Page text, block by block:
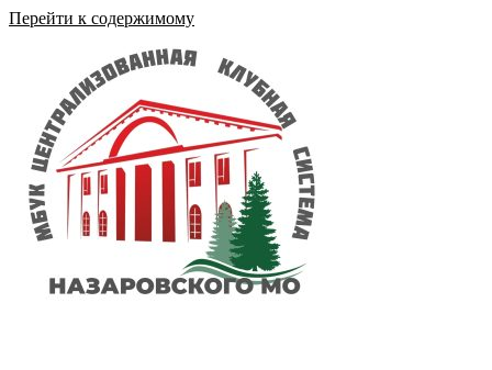
Перейти к содержимому